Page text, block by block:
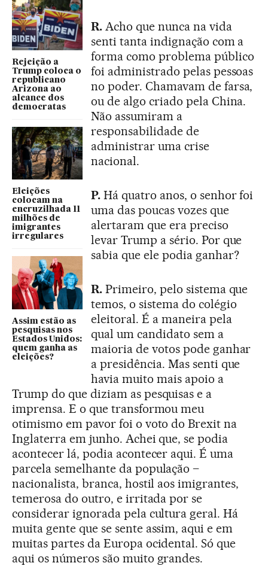
Rejeição a
Trump coloca o
republicano
Arizona ao
alcance dos
democratas
Eleições
colocam na
encruzilhada 11
milhões de
imigrantes
irregulares
Assim estão as
pesquisas nos
Estados Unidos:
quem ganha as
eleições?
R. Acho que nunca na vida
senti tanta indignação com a
forma como problema público
foi administrado pelas pessoas
no poder. Chamavam de farsa,
ou de algo criado pela China.
Não assumiram a
responsabilidade de
administrar uma crise
nacional.
P. Há quatro anos, o senhor foi
uma das poucas vozes que
alertaram que era preciso
levar Trump a sério. Por que
sabia que ele podia ganhar?
R.Primeiro, pelo sistema que
temos, o sistema do colégio
eleitoral. É a maneira pela
qual um candidato sem a
maioria de votos pode ganhar
a presidência. Mas senti que
havia muito mais apoio a
Trump do que diziam as pesquisas e a
imprensa. E o que transformou meu
otimismo em pavor foi o voto do Brexit na
Inglaterra em junho. Achei que, se podia
acontecer lá, podia acontecer aqui. É uma
parcela semelhante da população –
nacionalista, branca, hostil aos imigrantes,
temerosa do outro, e irritada por se
considerar ignorada pela cultura geral. Há
muita gente que se sente assim, aqui e em
muitas partes da Europa ocidental. Só que
aqui os números são muito grandes.